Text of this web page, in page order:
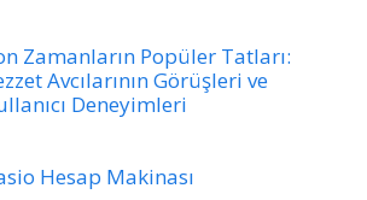
Zamanların Popüler Tatları:
Avcılarının Görüşleri ve
Deneyimleri
Hesap Makinası